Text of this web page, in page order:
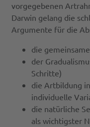
vorgegebenen
Darwin gelang die
Argumente für die
die
der
Schritte)
die Artbildung
individuelle
die natürliche
als wichtigster